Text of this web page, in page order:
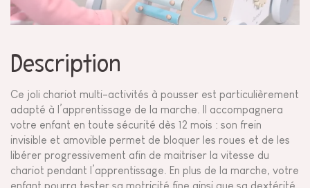
Description
Ce joli chariot multi-activités à pousser est particulièrement
adapté à l’apprentissage de la marche. Il accompagnera
votre enfant en toute sécurité dès 12 mois : son frein
invisible et amovible permet de bloquer les roues et de les
libérer progressivement afin de maitriser la vitesse du
chariot pendant l’apprentissage. En plus de la marche, votre
enfant pourra tester sa motricité fine ainsi que sa dextérité